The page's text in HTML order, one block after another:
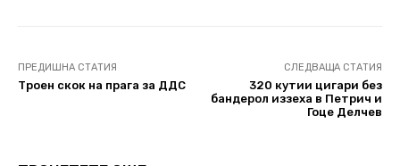
ПРЕДИШНА СТАТИЯ
Троен скок на прага за ДДС
СЛЕДВАЩА СТАТИЯ
320 кутии цигари без
бандерол иззеха в Петрич и
Гоце Делчев